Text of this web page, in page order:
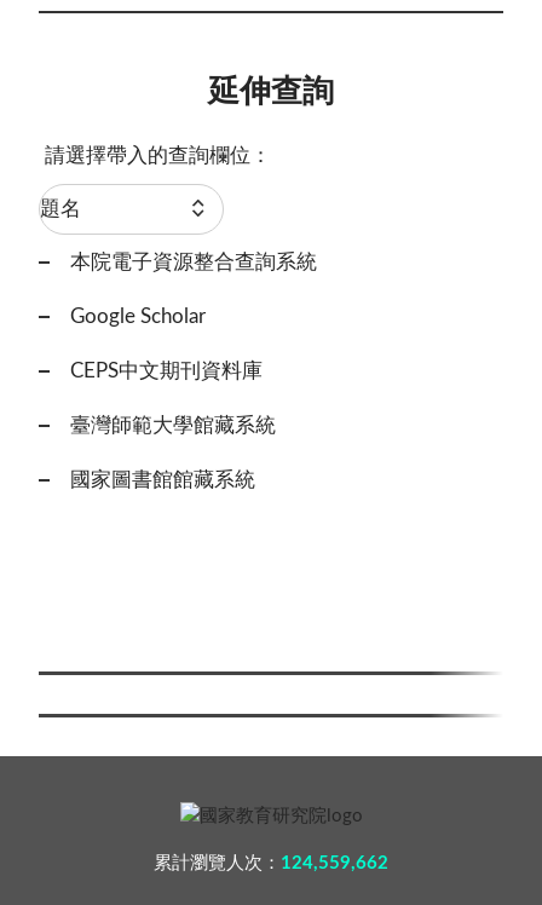
延伸查詢
請選擇帶入的查詢欄位：
本院電子資源整合查詢系統
Google Scholar
CEPS中文期刊資料庫
臺灣師範大學館藏系統
國家圖書館館藏系統
累計瀏覽人次： 124,559,662